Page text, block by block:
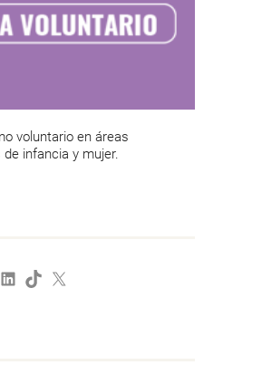
voluntario en áreas
infancia y mujer.
LinkedIn
TikTok
X